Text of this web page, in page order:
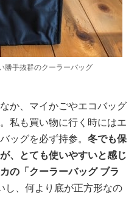
勝手抜群のクーラーバッグ
か、マイかごやエコバッグ
私も買い物に行く時にはエ
ッグを必ず持参。 冬でも保
、とても使いやすいと感じ
の「クーラーバッグ ブラ
し、何より底が正方形なの